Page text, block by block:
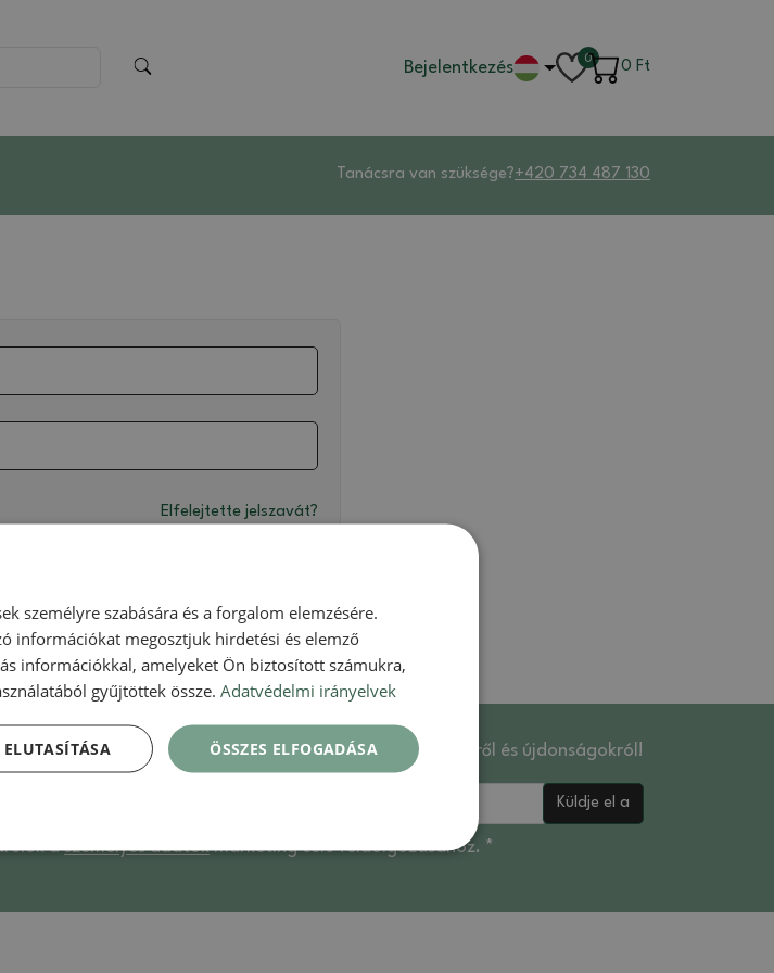
Bejelentkezés 0
0 Ft
Tanácsra van szüksége?+420 734 487 130
Elfelejtette jelszavát?
előnyöket és regisztráljon!
fel hírlevelünkre, és elsőként értesülhet az akciós termékekről és újdonságokról!
Küldje el a
aszemélyes adatokmarketing célú feldolgozásához. *
személyre szabására és a forgalom elemzésére.
információkat megosztjuk hirdetési és elemző
információkkal, amelyeket Ön biztosított számukra,
gyűjtöttek össze. Adatvédelmi irányelvek
ÖSSZES ELFOGADÁSA
ELUTASÍTÁSA